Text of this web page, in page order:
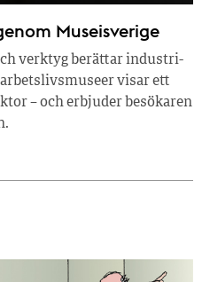
Museisverige
verktyg berättar industri­
visar ett
– och erbjuder besökaren